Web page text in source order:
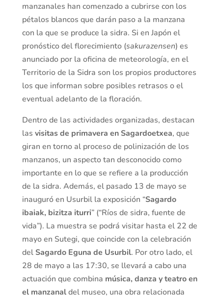
manzanales han comenzado a cubrirse con los
pétalos blancos que darán paso a la manzana
con la que se produce la sidra. Si en Japón el
pronóstico del florecimiento (sakurazensen) es
anunciado por la oficina de meteorología, en el
Territorio de la Sidra son los propios productores
los que informan sobre posibles retrasos o el
eventual adelanto de la floración.
Dentro de las actividades organizadas, destacan
las visitas de primavera en Sagardoetxea, que
giran en torno al proceso de polinización de los
manzanos, un aspecto tan desconocido como
importante en lo que se refiere a la producción
de la sidra. Además, el pasado 13 de mayo se
inauguró en Usurbil la exposición “Sagardo
ibaiak, bizitza iturri” (“Ríos de sidra, fuente de
vida”). La muestra se podrá visitar hasta el 22 de
mayo en Sutegi, que coincide con la celebración
del Sagardo Eguna de Usurbil. Por otro lado, el
28 de mayo a las 17:30, se llevará a cabo una
actuación que combina música, danza y teatro en
el manzanaldel museo, una obra relacionada